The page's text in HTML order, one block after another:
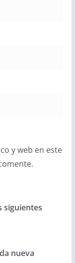
y web en este
siguientes
nueva